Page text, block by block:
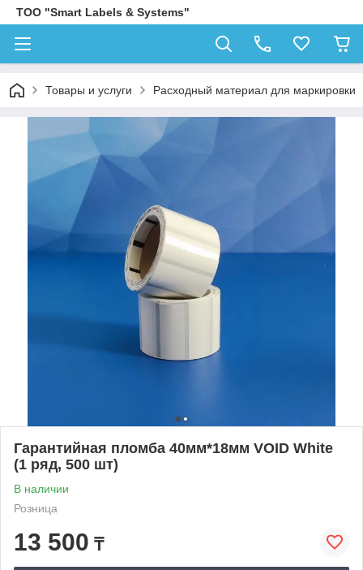
ТОО "Smart Labels & Systems"
Товары и услуги Расходный материал для маркировки
Гарантийная пломба 40мм*18мм VOID White
(1 ряд, 500 шт)
В наличии
Розница
13 500 ₸